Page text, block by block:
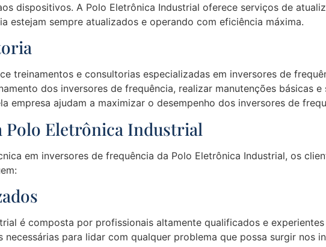
dispositivos. A Polo Eletrônica Industrial oferece serviços de
estejam sempre atualizados e operando com eficiência máxima.
treinamentos e consultorias especializadas em inversores de
dos inversores de frequência, realizar manutenções básicas
empresa ajudam a maximizar o desempenho dos inversores de
Polo Eletrônica Industrial
em inversores de frequência da Polo Eletrônica Industrial, os
é composta por profissionais altamente qualificados e
para lidar com qualquer problema que possa surgir nos